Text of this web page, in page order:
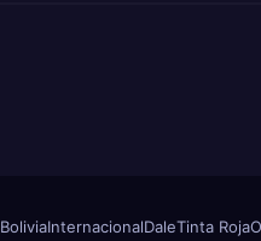
BoliviaInternacionalDaleTinta Roja